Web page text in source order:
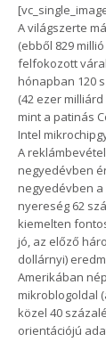
A világszerte
(ebből 829
felfokozott
hónapban 120
(42 ezer
mint a patinás
Intel
A
negyedévben
negyedévben a
nyereség 62
kiemelten
jó, az előző
dollárnyi)
Amerikában
mikroblogoldal
közel 40
orientációjú